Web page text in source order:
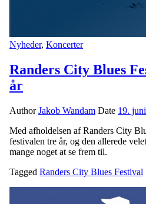
Nyheder, Koncerter
Randers City Blues
år
AuthorJakob Wandam Date 19.
Med afholdelsen af Randers City
festivalen tre år, og den allerede
mange noget at se frem til.
Tagged Randers City Blues Festival